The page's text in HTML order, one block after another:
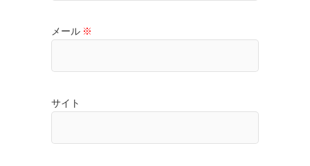
メール ※
サイト